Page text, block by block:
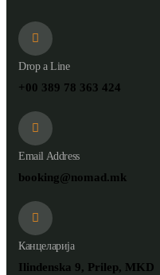
Drop a Line
+00 389 78 363 424
Email Address
booking@nomad.mk
Канцеларија
Ilindenska 9, Prilep, MKD